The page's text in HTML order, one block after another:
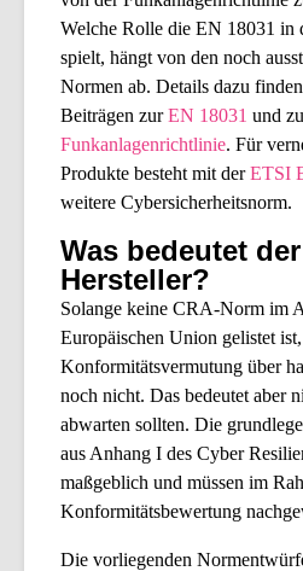
Welche Rolle die EN 18031 in
spielt, hängt von den noch
Normen ab. Details dazu
Beiträgen zurEN 18031 und
Funkanlagenrichtlinie. Für
Produkte besteht mit derETSI
weitere Cybersicherheitsnorm.
Was bedeutet
Hersteller?
Solange keine CRA-Norm im
Europäischen Union gelistet
Konformitätsvermutung über
noch nicht. Das bedeutet aber
abwarten sollten. Die
aus Anhang I des Cyber
maßgeblich und müssen im
Konformitätsbewertung
Die vorliegenden